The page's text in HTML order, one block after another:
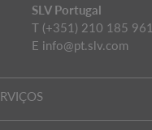
SLV Portugal
T (+351) 210 185 961
E info@pt.slv.com